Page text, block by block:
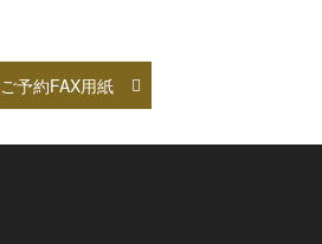
ご予約FAX用紙